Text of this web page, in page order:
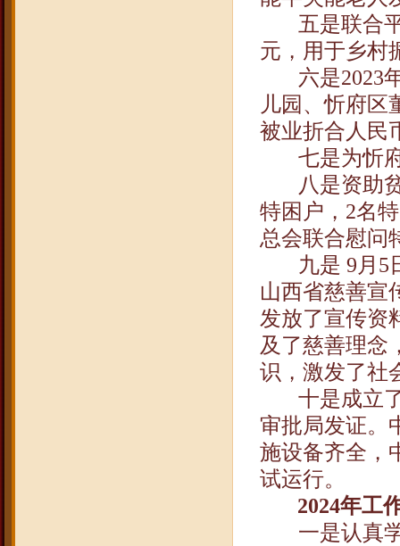
五是联合
元，用于乡村
六是2023
儿园、忻府区
被业折合人民
七是为忻
八是资助
特困户， 2名
总会联合慰问
九是 9 月 5
山西省慈善宣
发放了宣传资
及了慈善理念
识，激发了社
十是成立
审批局发证。
施设备齐全，
试运行。
2024年工
一是认真